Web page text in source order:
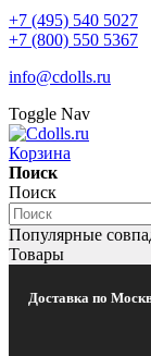
+7 (495) 540 5027
+7 (800) 550 5367
info@cdolls.ru
Toggle Nav
Корзина
Поиск
Поиск
Популярные
Товары
Доставка по